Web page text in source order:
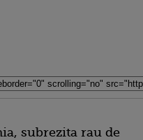
subrezita rau de